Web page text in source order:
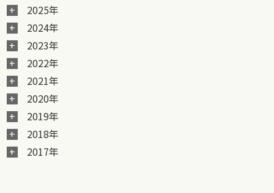
2025年
2024年
2023年
2022年
2021年
2020年
2019年
2018年
2017年